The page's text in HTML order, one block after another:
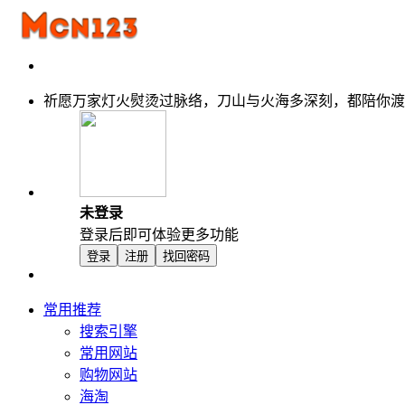
祈愿万家灯火熨烫过脉络，刀山与火海多深刻，都陪你
未登录
登录后即可体验更多功能
登录 注册 找回密码
常用推荐
搜索引擎
常用网站
购物网站
海淘